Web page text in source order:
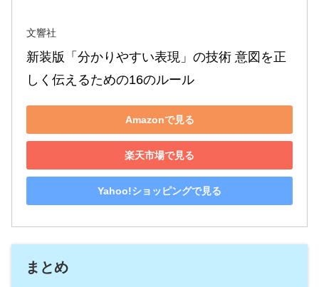
文響社
新装版「分かりやすい表現」の技術 意図を正
しく伝えるための16のルール
Amazonで見る
楽天市場で見る
Yahoo!ショッピングで見る
まとめ